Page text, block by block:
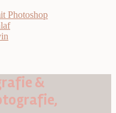
Photoshop
&